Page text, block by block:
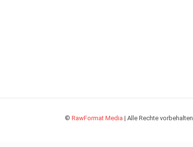
© RawFormat Media | Alle Rechte vorbehalten